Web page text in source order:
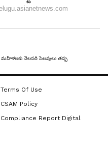
Terms Of Use
CSAM Policy
Compliance Report Digital